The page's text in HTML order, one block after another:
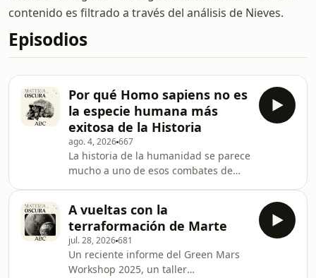
contenido es filtrado a través del análisis de Nieves.
Episodios
Por qué Homo sapiens no es
la especie humana más
exitosa de la Historia
ago. 4, 2026667
La historia de la humanidad se parece
mucho a uno de esos combates de
eliminando unos a otros hasta que
solo queda uno. A lo largo de millones
de a&ntilde;os, diferentes
hom&iacute;nidos han subido a la
lona. Y como resulta que somos los
A vueltas con la
terraformación de Marte
jul. 28, 2026681
Un reciente informe del Green Mars
Workshop 2025, un taller